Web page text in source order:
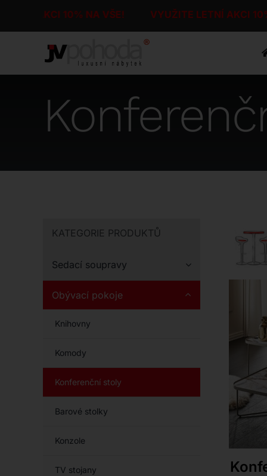
AKCI 10% NA VŠE! VYUŽITE LETNÍ AKCI
KATEGORIE PRODUKTŮ
Sedací soupravy
Obývací pokoje
Knihovny
Komody
Konferenční stoly
Barové stolky
Konzole
TV stojany